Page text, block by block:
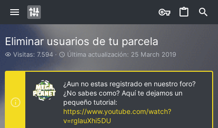
Eliminar usuarios de tu parcela
V
s
a
s
Visitas: 7.594
Ú
t
m
a
a
c
t
Última actualización: 25 March 2019
¿Aun no estas registrado en nuestro foro?
¿No sabes como? Aquí te dejamos un
pequeño tutorial:
https://www.youtube.com/watch?
v=rglauXhi5DU